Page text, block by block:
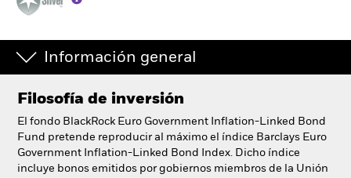
Nuestra compañía
Información general
Filosofía de inversión
El fondo BlackRock Euro Government Inflation-Linked Bond
Fund pretende reproducir al máximo el índice Barclays Euro
Government Inflation-Linked Bond Index. Dicho índice
incluye bonos emitidos por gobiernos miembros de la Unión